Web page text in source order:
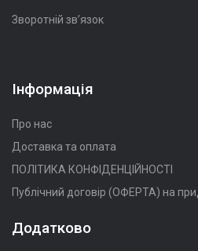
Зворотній зв’язок
Інформація
Про нас
Доставка та оплата
ПОЛІТИКА КОНФІДЕНЦІЙНОСТІ
Публічний договір (ОФЕРТА) на
Додатково